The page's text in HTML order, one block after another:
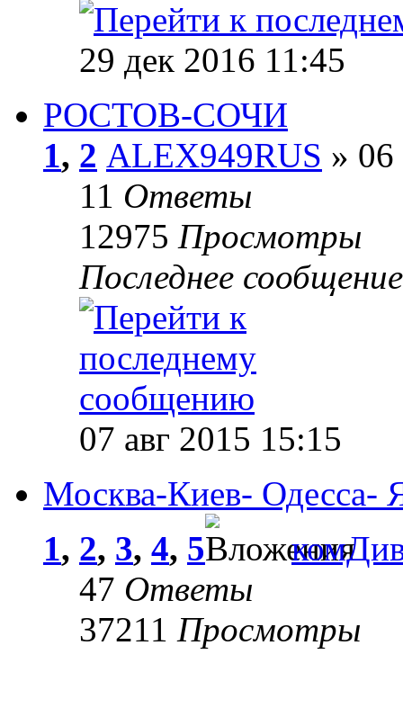
29 дек 2016 11:45
РОСТОВ-СОЧИ
1, 2 ALEX949RUS » 06
11 Ответы
12975 Просмотры
Последнее
07 авг 2015 15:15
Москва-Киев- Одесса-
1, 2, 3, 4, 5
47 Ответы
37211 Просмотры